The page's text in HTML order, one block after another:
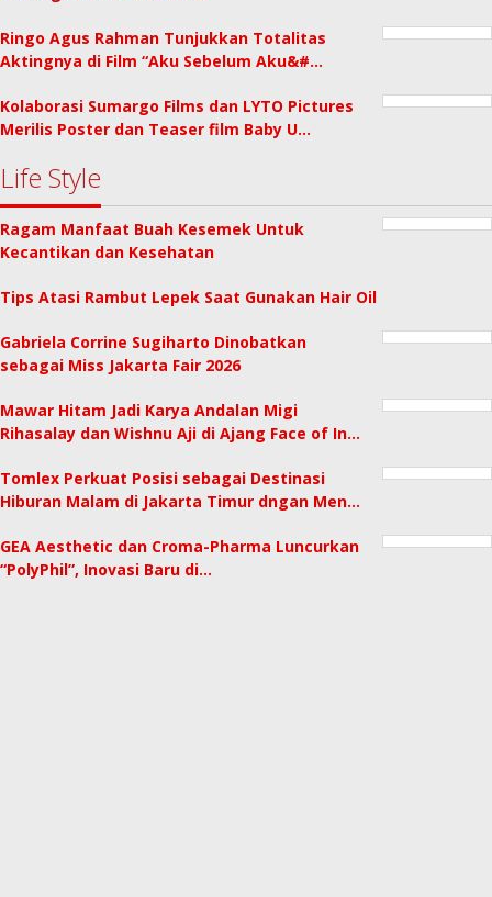
Ringo Agus Rahman Tunjukkan Totalitas
Aktingnya di Film “Aku Sebelum Aku&#…
Kolaborasi Sumargo Films dan LYTO Pictures
Merilis Poster dan Teaser film Baby U…
Life Style
Ragam Manfaat Buah Kesemek Untuk
Kecantikan dan Kesehatan
Tips Atasi Rambut Lepek Saat Gunakan Hair Oil
Gabriela Corrine Sugiharto Dinobatkan
sebagai Miss Jakarta Fair 2026
Mawar Hitam Jadi Karya Andalan Migi
Rihasalay dan Wishnu Aji di Ajang Face of In…
Tomlex Perkuat Posisi sebagai Destinasi
Hiburan Malam di Jakarta Timur dngan Men…
GEA Aesthetic dan Croma-Pharma Luncurkan
“PolyPhil”, Inovasi Baru di…